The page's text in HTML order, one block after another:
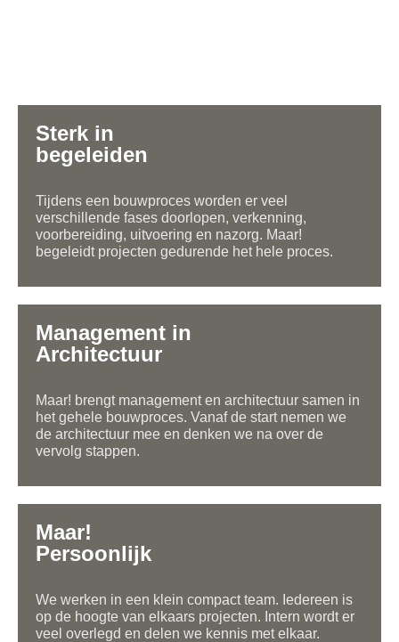
Sterk in
begeleiden
Tijdens een bouwproces worden er veel
verschillende fases doorlopen, verkenning,
voorbereiding, uitvoering en nazorg. Maar!
begeleidt projecten gedurende het hele proces.
Management in
Architectuur
Maar! brengt management en architectuur samen in
het gehele bouwproces. Vanaf de start nemen we
de architectuur mee en denken we na over de
vervolg stappen.
Maar!
Persoonlijk
We werken in een klein compact team. Iedereen is
op de hoogte van elkaars projecten. Intern wordt er
veel overlegd en delen we kennis met elkaar.